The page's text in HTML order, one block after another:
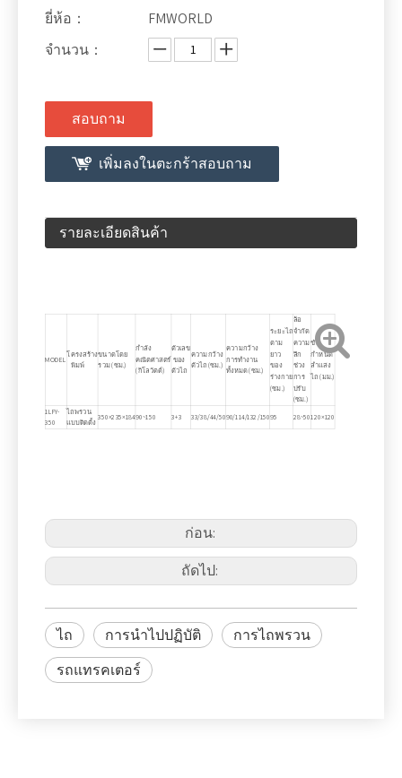
ยี่ห้อ：
FMWORLD
จำนวน：
สอบถาม
เพิ่มลงในตะกร้าสอบถาม
รายละเอียดสินค้า
MODEL
โครงสร้าง
พิมพ์
ขนาดโดย
รวม (ซม.)
กำลัง
คณิตศาสตร์
(กิโลวัตต์)
ตัวเลข
ของ
ตัวไถ
ความกว้าง
ตัวไถ (ซม.)
ความกว้าง
การทำงาน
ทั้งหมด (ซม.)
ระยะไถ
ตาม
ยาว
ของ
ร่างกาย
(ซม.)
ล้อ
จำกัด
ความ
ลึก
ช่วง
การ
ปรับ
(ซม.)
ข้อ
กำหนด
ลำแสง
ไถ (มม.)
1LFY-
350
ไถพรวน
แบบติดตั้ง
350×235×18490~150 3+3 33/38/44/5090/114/132/15095 28~50120×120
ก่อน:
ถัดไป:
ไถ การนำไปปฏิบัติ
การไถพรวน
รถแทรคเตอร์